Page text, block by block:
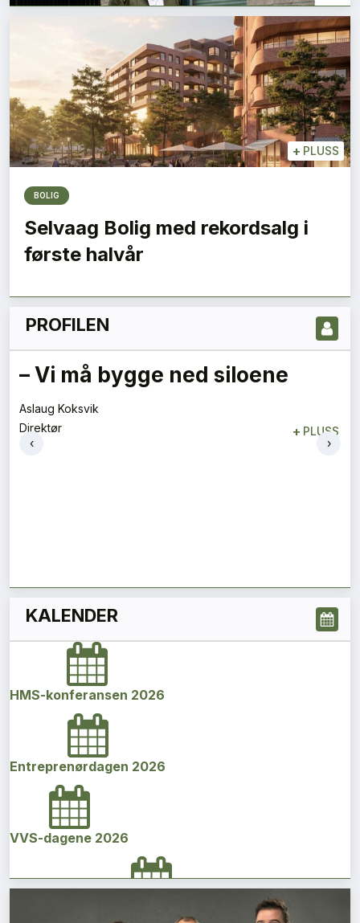
LES NYESTE UTGIVELSE HER
+ PLUSS
BOLIG
Selvaag Bolig med rekordsalg i
første halvår
PROFILEN
+ PLUSS
– Vi må bygge ned siloene
Aslaug Koksvik
Direktør
‹
›
KALENDER
HMS-konferansen 2026
Entreprenørdagen 2026
VVS-dagene 2026
Norges bygg- og eiendomskonferanse 2026